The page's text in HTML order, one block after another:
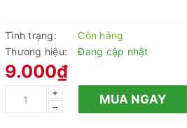
Tình trạng:
Còn hàng
Thương hiệu:
Đang cập nhật
9.000₫
+
–
MUA NGAY